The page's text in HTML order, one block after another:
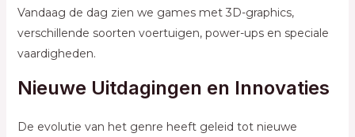
Vandaag de dag zien we games met 3D-graphics,
verschillende soorten voertuigen, power-ups en speciale
vaardigheden.
Nieuwe Uitdagingen en Innovaties
De evolutie van het genre heeft geleid tot nieuwe